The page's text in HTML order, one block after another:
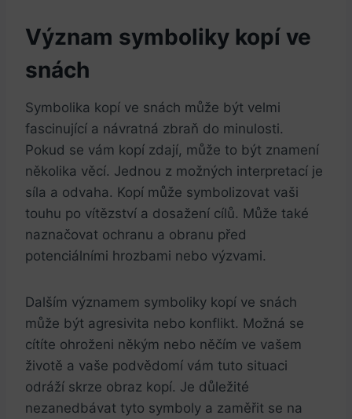
Význam symboliky kopí ve
snách
Symbolika kopí ve snách může být velmi
fascinující a návratná zbraň do minulosti.
Pokud se vám kopí zdají, může to být znamení
několika věcí. Jednou z možných interpretací je
síla a odvaha. Kopí může symbolizovat vaši
touhu po vítězství a dosažení cílů. Může také
naznačovat ochranu a obranu před
potenciálními hrozbami nebo výzvami.
Dalším významem symboliky kopí ve snách
může být agresivita nebo konflikt. Možná se
cítíte ohroženi někým nebo něčím ve vašem
životě a vaše podvědomí vám tuto situaci
odráží skrze obraz kopí. Je důležité
nezanedbávat tyto symboly a zaměřit se na